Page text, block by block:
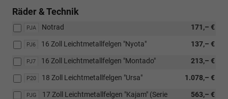
Räder & Technik
PJA 171,– €
Notrad
PJ6 137,– €
16 Zoll Leichtmetallfelgen "Nyota"
PJ7 213,– €
16 Zoll Leichtmetallfelgen "Montado"
P20 1.078,– €
18 Zoll Leichtmetallfelgen "Ursa"
PJG 563,– €
17 Zoll Leichtmetallfelgen "Kajam" (Serie